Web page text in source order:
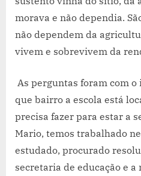
morava e não dependia.
não dependem da
vivem e sobrevivem da
As perguntas foram com
que bairro a escola está
precisa fazer para estar a
Mario, temos trabalhado
estudado, procurado
secretaria de educação e